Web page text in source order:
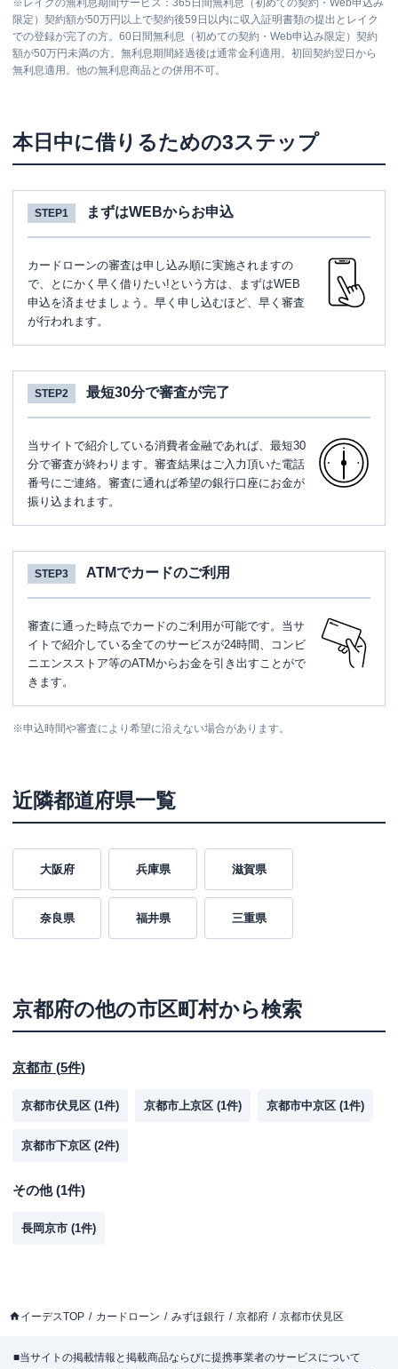
※ レイクの無利息期間サービス：365日間無利息（初めての契約・Web申込み
限定）契約額が50万円以上で契約後59日以内に収入証明書類の提出とレイク
での登録が完了の方。60日間無利息（初めての契約・Web申込み限定）契約
額が50万円未満の方。無利息期間経過後は通常金利適用。初回契約翌日から
無利息適用。他の無利息商品との併用不可。
本日中に借りるための3ステップ
STEP1 まずはWEBからお申込
カードローンの審査は申し込み順に実施されますの
で、とにかく早く借りたい!という方は、まずはWEB
申込を済ませましょう。早く申し込むほど、早く審査
が行われます。
STEP2 最短30分で審査が完了
当サイトで紹介している消費者金融であれば、最短30
分で審査が終わります。審査結果はご入力頂いた電話
番号にご連絡。審査に通れば希望の銀行口座にお金が
振り込まれます。
STEP3 ATMでカードのご利用
審査に通った時点でカードのご利用が可能です。当サ
イトで紹介している全てのサービスが24時間、コンビ
ニエンスストア等のATMからお金を引き出すことがで
きます。
※申込時間や審査により希望に沿えない場合があります。
近隣都道府県一覧
大阪府 兵庫県 滋賀県
奈良県 福井県 三重県
京都府の他の市区町村から検索
京都市 (5件)
京都市伏見区 (1件) 京都市上京区 (1件) 京都市中京区 (1件)
京都市下京区 (2件)
その他(1件)
長岡京市 (1件)
イーデスTOP カードローン みずほ銀行 京都府 京都市伏見区
■当サイトの掲載情報と掲載商品ならびに提携事業者のサービスについて